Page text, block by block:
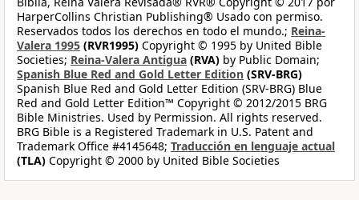
HarperCollins Christian Publishing® Usado con permiso.
Reservados todos los derechos en todo el mundo.; Reina-
Valera 1995 (RVR1995) Copyright © 1995 by United Bible
Societies; Reina-Valera Antigua (RVA) by Public Domain;
Spanish Blue Red and Gold Letter Edition (SRV-BRG)
Spanish Blue Red and Gold Letter Edition (SRV-BRG) Blue
Red and Gold Letter Edition™ Copyright © 2012/2015 BRG
Bible Ministries. Used by Permission. All rights reserved.
BRG Bible is a Registered Trademark in U.S. Patent and
Trademark Office #4145648; Traducción en lenguaje actual
(TLA) Copyright © 2000 by United Bible Societies